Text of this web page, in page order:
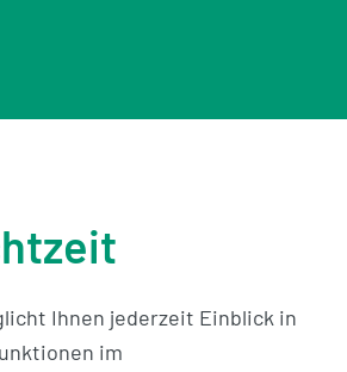
Ihnen jederzeit Einblick in
im